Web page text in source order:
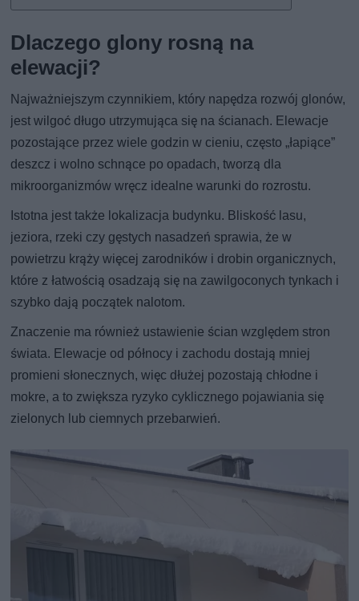
Dlaczego glony rosną na
elewacji?
Najważniejszym czynnikiem, który napędza rozwój glonów,
jest wilgoć długo utrzymująca się na ścianach. Elewacje
pozostające przez wiele godzin w cieniu, często „łapiące”
deszcz i wolno schnące po opadach, tworzą dla
mikroorganizmów wręcz idealne warunki do rozrostu.
Istotna jest także lokalizacja budynku. Bliskość lasu,
jeziora, rzeki czy gęstych nasadzeń sprawia, że w
powietrzu krąży więcej zarodników i drobin organicznych,
które z łatwością osadzają się na zawilgoconych tynkach i
szybko dają początek nalotom.
Znaczenie ma również ustawienie ścian względem stron
świata. Elewacje od północy i zachodu dostają mniej
promieni słonecznych, więc dłużej pozostają chłodne i
mokre, a to zwiększa ryzyko cyklicznego pojawiania się
zielonych lub ciemnych przebarwień.